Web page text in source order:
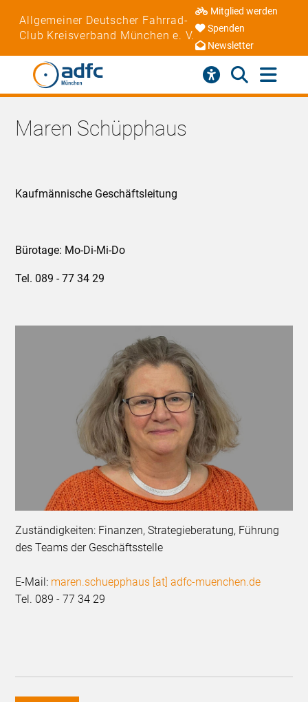
Allgemeiner Deutscher Fahrrad-
Club Kreisverband München e. V.
Mitglied werden
Spenden
Newsletter
Maren Schüpphaus
Kaufmännische Geschäftsleitung
Bürotage: Mo-Di-Mi-Do
Tel. 089 - 77 34 29
Zuständigkeiten: Finanzen, Strategieberatung, Führung
des Teams der Geschäftsstelle
E-Mail: maren.schuepphaus [at] adfc-muenchen.de
Tel. 089 - 77 34 29